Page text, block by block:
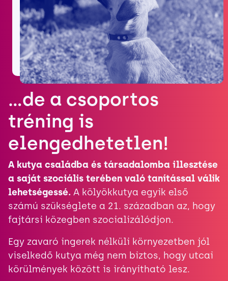
…de a csoportos
tréning is
elengedhetetlen!
A kutya családba és társadalomba illesztése
a saját szociális terében való tanítással válik
lehetségessé. A kölyökkutya egyik első
számú szükséglete a 21. században az, hogy
fajtársi közegben szocializálódjon.
Egy zavaró ingerek nélküli környezetben jól
viselkedő kutya még nem biztos, hogy utcai
körülmények között is irányítható lesz.